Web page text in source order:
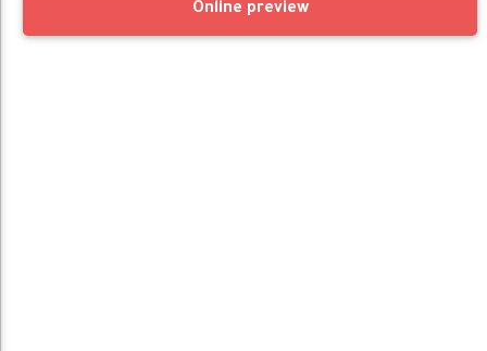
Online preview